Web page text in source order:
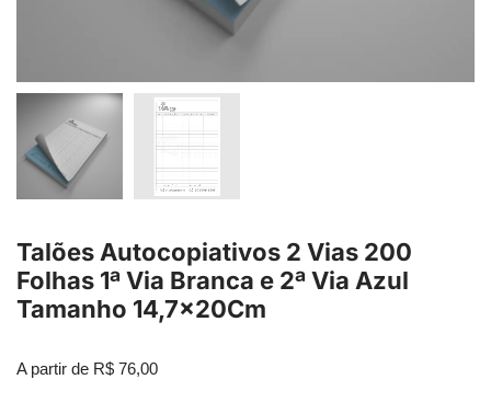
Talões Autocopiativos 2 Vias 200
Folhas 1ª Via Branca e 2ª Via Azul
Tamanho 14,7x20Cm
A partir de R$ 76,00